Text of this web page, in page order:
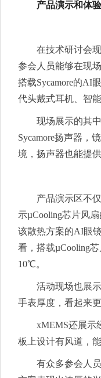
产品演示和体验
在技术研讨会
参会人员能够在现
搭载Sycamore的AI
代头戴式耳机、智
现场展示的其
Sycamore扬声器，
境，扬声器也能提
产品演示区不
示µCooling芯片风
该散热方案的AI眼
看，搭载µCooling
10℃。
活动现场也展
手表厚度，看起来
xMEMS还展示
板上设计有风道，
有众多参会人